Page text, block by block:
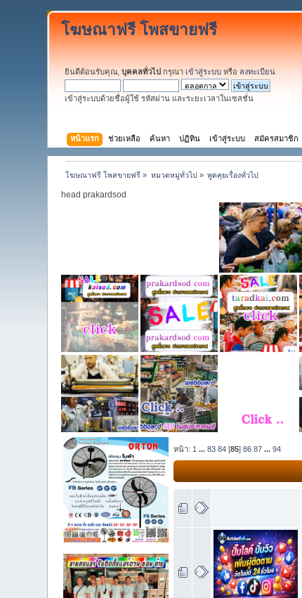
โฆษณาฟรี โพสขายฟรี
ยินดีต้อนรับคุณ,บุคคลทั่วไป กรุณา เข้าสู่ระบบ หรือ ลงทะเบียน
เข้าสู่ระบบด้วยชื่อผู้ใช้ รหัสผ่าน และระยะเวลาในเซสชั่น
หน้าแรก ช่วยเหลือ ค้นหา ปฏิทิน เข้าสู่ระบบ สมัครสมาชิก
โฆษณาฟรี โพสขายฟรี » หมวดหมู่ทั่วไป» พูดคุยเรื่องทั่วไป
head prakardsod
หน้า: 1 ...83 84 [85]86 87 ...94